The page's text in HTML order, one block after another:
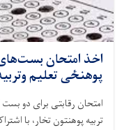
اخذ امتحان
پوهنځی تعلیم
امتحان رقابتی برای دو
تربیه پوهنتون تخار، با